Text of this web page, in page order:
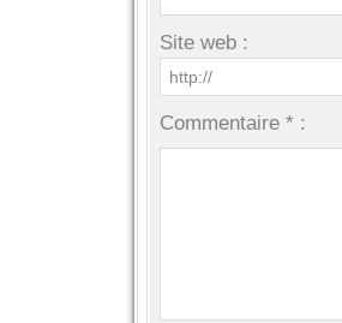
Site web :
Commentaire * :